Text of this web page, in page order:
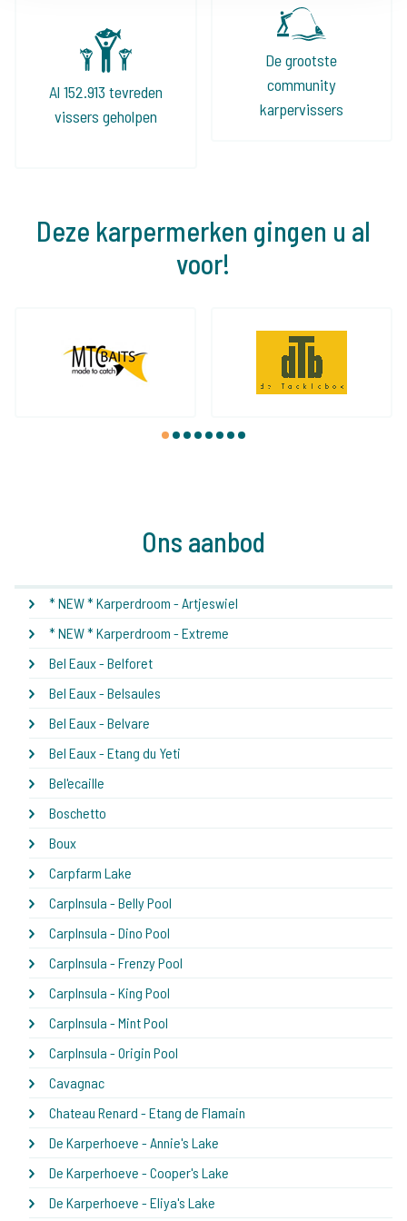
Al 152.913 tevreden
vissers geholpen
De grootste
community
karpervissers
Deze karpermerken gingen u al
voor!
1 2 3 4 5 6 7 8
Ons aanbod
* NEW * Karperdroom - Artjeswiel
* NEW * Karperdroom - Extreme
Bel Eaux - Belforet
Bel Eaux - Belsaules
Bel Eaux - Belvare
Bel Eaux - Etang du Yeti
Bel'ecaille
Boschetto
Boux
Carpfarm Lake
CarpInsula - Belly Pool
CarpInsula - Dino Pool
CarpInsula - Frenzy Pool
CarpInsula - King Pool
CarpInsula - Mint Pool
CarpInsula - Origin Pool
Cavagnac
Chateau Renard - Etang de Flamain
De Karperhoeve - Annie's Lake
De Karperhoeve - Cooper's Lake
De Karperhoeve - Eliya's Lake